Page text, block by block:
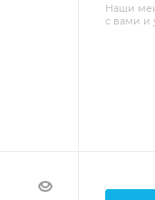
Наши
с вами и